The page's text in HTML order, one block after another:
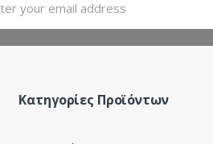
Κατηγορίες Προϊόντων